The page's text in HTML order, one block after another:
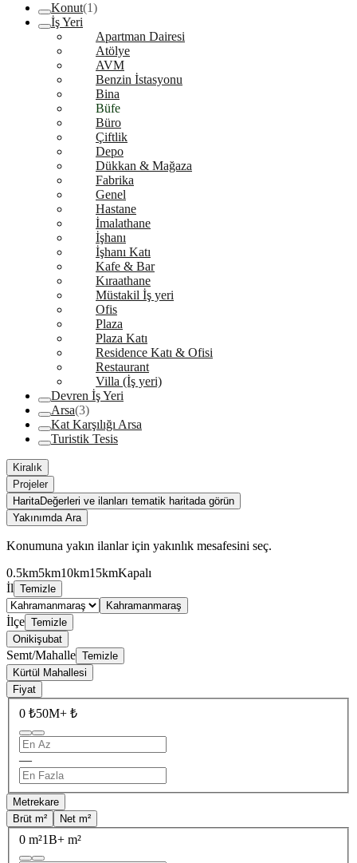
Konut(1)
İş Yeri
Apartman Dairesi
Atölye
AVM
Benzin İstasyonu
Bina
Büfe
Büro
Çiftlik
Depo
Dükkan & Mağaza
Fabrika
Genel
Hastane
İmalathane
İşhanı
İşhanı Katı
Kafe & Bar
Kıraathane
Müstakil İş yeri
Ofis
Plaza
Plaza Katı
Residence Katı & Ofisi
Restaurant
Villa (İş yeri)
Devren İş Yeri
Arsa(3)
Kat Karşılığı Arsa
Turistik Tesis
Kiralık
Projeler
HaritaDeğerleri ve ilanları tematik haritada görün
Yakınımda Ara
Konumuna yakın ilanlar için yakınlık mesafesini seç.
0.5km5km10km15kmKapalı
İl Temizle
Kahramanmaraş
İlçe Temizle
Onikişubat
Semt/Mahalle Temizle
Kürtül Mahallesi
Fiyat
0 ₺50M+ ₺
—
Metrekare
Brüt m²
Net m²
0 m²1B+ m²